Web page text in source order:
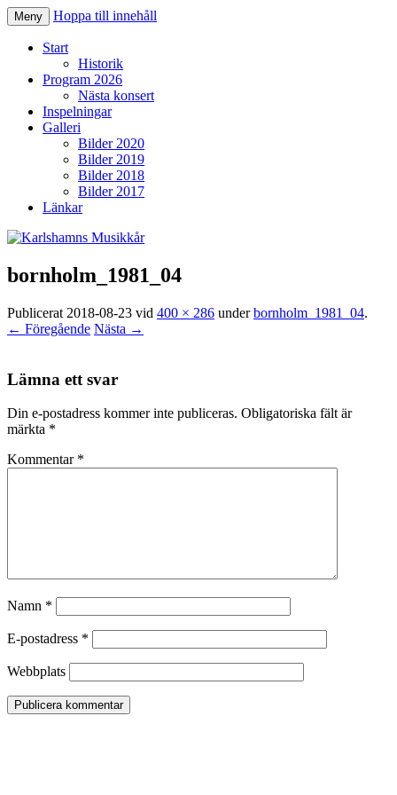
Karlshamns Musikkår
Meny Hoppa till innehåll
Start
Historik
Program 2026
Nästa konsert
Inspelningar
Galleri
Bilder 2020
Bilder 2019
Bilder 2018
Bilder 2017
Länkar
bornholm_1981_04
Publicerat 2018-08-23 vid 400 × 286 underbornholm_1981_04.
← Föregående Nästa →
Lämna ett svar
Din e-postadress kommer inte publiceras. Obligatoriska fält är
märkta *
Kommentar *
Namn *
E-postadress *
Webbplats